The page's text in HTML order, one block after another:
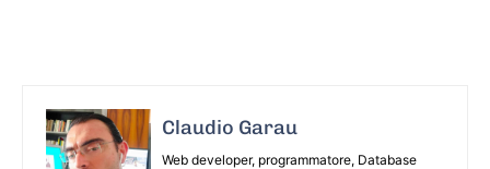
Claudio Garau
Web developer, programmatore, Database